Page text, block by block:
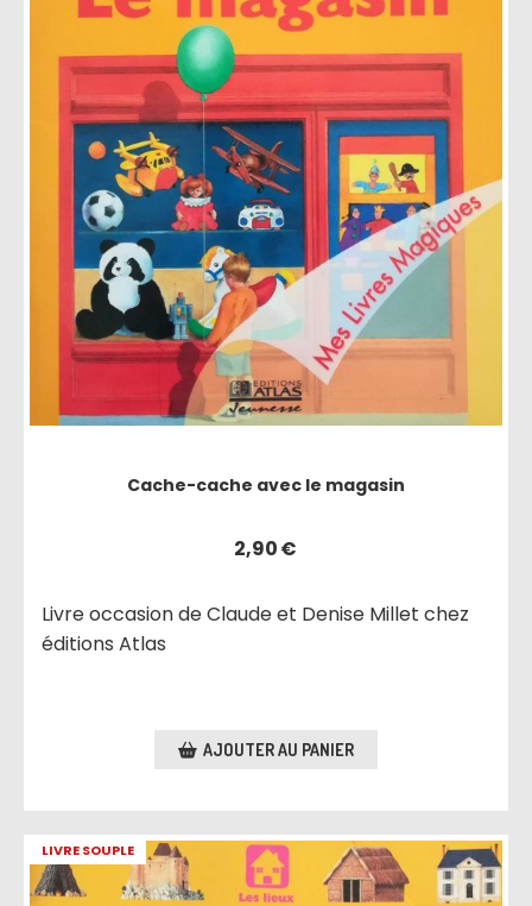
Cache-cache avec le magasin
2,90€
Livre occasion de Claude et Denise Millet chez
éditions Atlas
AJOUTER AU PANIER
LIVRE SOUPLE